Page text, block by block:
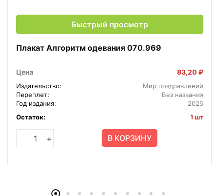
Быстрый просмотр
Плакат Алгоритм одевания 070.969
Цена 83,20 ₽
Издательство:
Мир поздравлений
Переплет:
Без названия
Год издания:
2025
Остаток:
1 шт
+ В КОРЗИНУ